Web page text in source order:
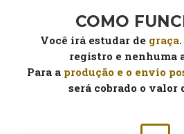
COMO
Você irá estudar de graça
registro e nenhuma
Para a produção e o envio
será cobrado o valor